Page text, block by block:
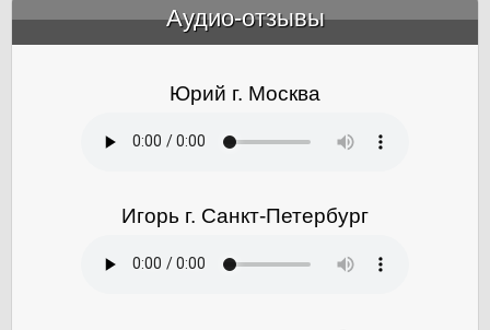
Аудио-отзывы
Юрий г. Москва
Игорь г. Санкт-Петербург